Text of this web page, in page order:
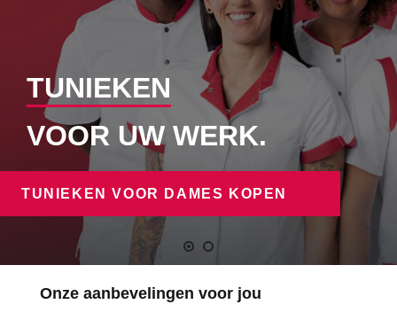
TUNIEKEN
VOOR UW WERK.
TUNIEKEN VOOR DAMES KOPEN
Productgalerij overslaan
Onze aanbevelingen voor jou